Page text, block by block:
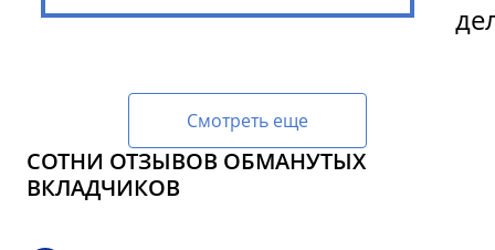
Смотреть еще
СОТНИ ОТЗЫВОВ ОБМАНУТЫХ
ВКЛАДЧИКОВ